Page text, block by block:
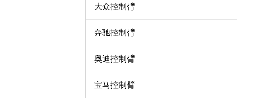
大众控制臂
奔驰控制臂
奥迪控制臂
宝马控制臂